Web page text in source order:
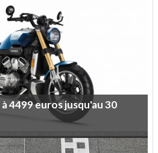
à4499eurosjusqu'au30